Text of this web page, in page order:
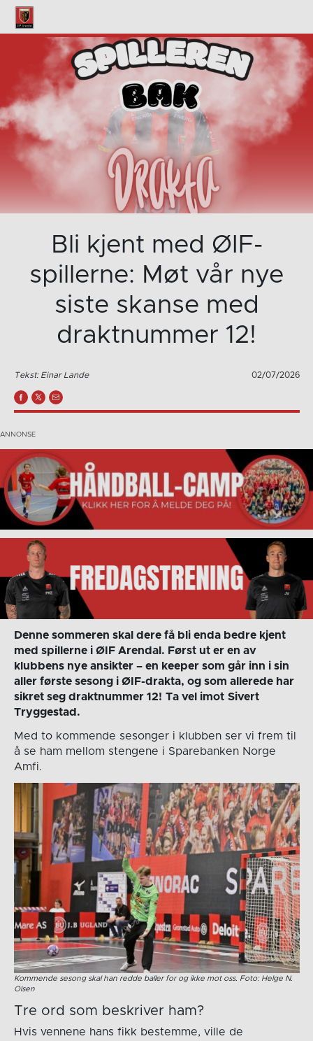
Bli kjent med ØIF-
spillerne: Møt vår nye
siste skanse med
draktnummer 12!
Tekst: Einar Lande 02/07/2026
Denne sommeren skal dere få bli enda bedre kjent
med spillerne i ØIF Arendal. Først ut er en av
klubbens nye ansikter – en keeper som går inn i sin
aller første sesong i ØIF-drakta, og som allerede har
sikret seg draktnummer 12! Ta vel imot Sivert
Tryggestad.
Med to kommende sesonger i klubben ser vi frem til
å se ham mellom stengene i Sparebanken Norge
Amfi.
Kommende sesong skal han redde baller for og ikke mot oss. Foto: Helge N.
Olsen
Tre ord som beskriver ham?
Hvis vennene hans fikk bestemme, ville de